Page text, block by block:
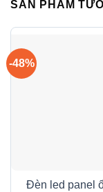
SẢN PHẨM
-48%
Đèn led panel